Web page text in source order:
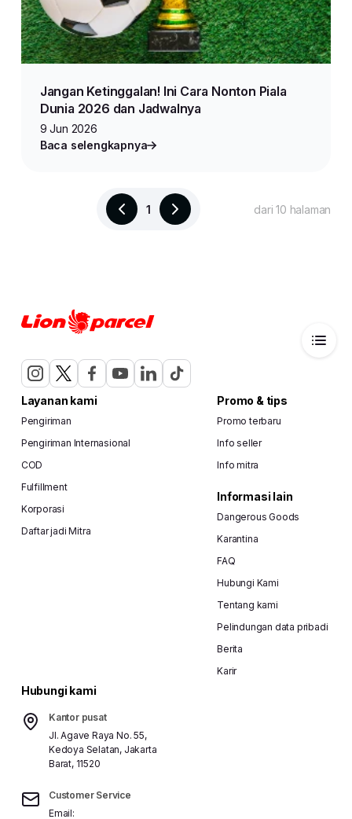
Jangan Ketinggalan! Ini Cara Nonton Piala
Dunia 2026 dan Jadwalnya
9 Jun 2026
Baca selengkapnya
1 dari 10 halaman
Layanan kami
Pengiriman
Pengiriman Internasional
COD
Fulfillment
Korporasi
Daftar jadi Mitra
Promo & tips
Promo terbaru
Info seller
Info mitra
Informasi lain
Dangerous Goods
Karantina
FAQ
Hubungi Kami
Tentang kami
Pelindungan data pribadi
Berita
Karir
Hubungi kami
Kantor pusat
Jl. Agave Raya No. 55,
Kedoya Selatan, Jakarta
Barat, 11520
Customer Service
Email: